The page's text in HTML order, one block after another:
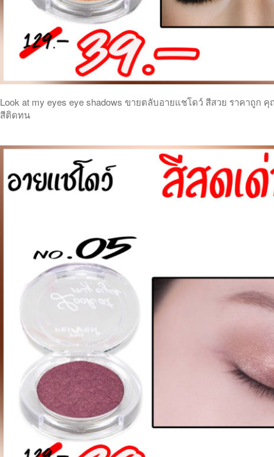
Look at my eyes eye shadows ขายตลับอายแชโดว์ สีสวย ราคาถูก
สีติดทน